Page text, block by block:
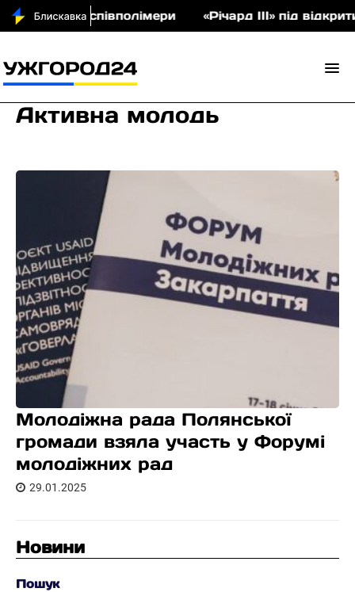
співполімери «Річард ІІІ» під
Активна молодь
Молодіжна рада Полянської
громади взяла участь у Форумі
молодіжних рад
29.01.2025
Новини
Пошук